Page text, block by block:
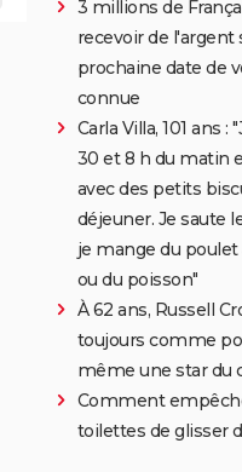
3 millions de
recevoir de l'argent
prochaine date de
connue
Carla Villa, 101 ans
30 et 8 h du matin
avec des petits
déjeuner. Je saute
je mange du
ou du poisson"
À 62 ans, Russell
toujours comme
même une star du
Comment
toilettes de glisser